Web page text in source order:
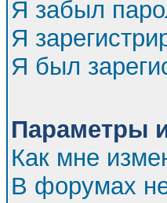
Я забыл
Я
Я был
Параметры
Как мне
В форумах